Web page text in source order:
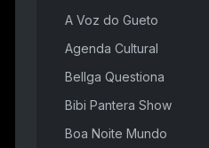
A Voz do Gueto
Agenda Cultural
Bellga Questiona
Bibi Pantera Show
Boa Noite Mundo